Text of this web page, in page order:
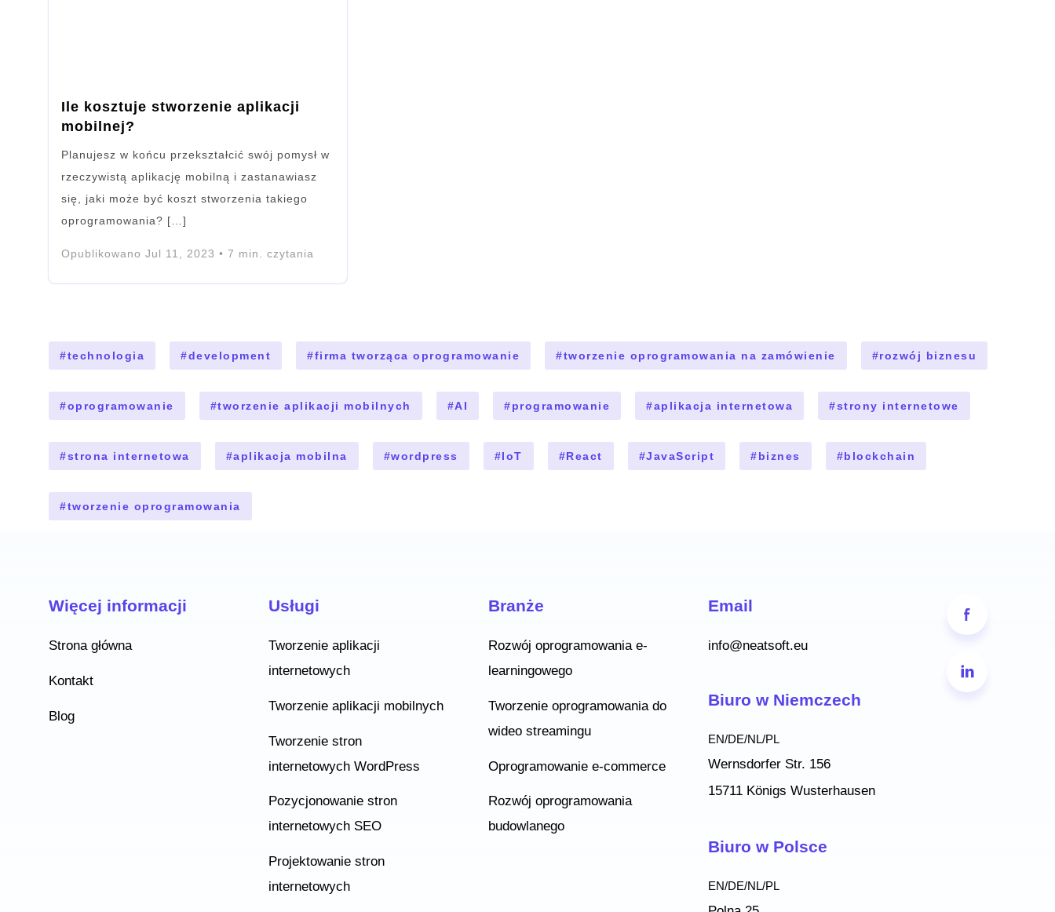
Ile kosztuje stworzenie aplikacji
mobilnej?
Planujesz w końcu przekształcić swój pomysł w
rzeczywistą aplikację mobilną i zastanawiasz
się, jaki może być koszt stworzenia takiego
oprogramowania? […]
Opublikowano Jul 11, 2023 • 7 min. czytania
#technologia #development #firma tworząca oprogramowanie #tworzenie oprogramowania na zamówienie #rozwój biznesu
#oprogramowanie #tworzenie aplikacji mobilnych #AI #programowanie #aplikacja internetowa #strony internetowe
#strona internetowa #aplikacja mobilna #wordpress #IoT #React #JavaScript #biznes #blockchain
#tworzenie oprogramowania
Więcej informacji
Strona główna
Kontakt
Blog
Usługi
Tworzenie aplikacji
internetowych
Tworzenie aplikacji mobilnych
Tworzenie stron
internetowych WordPress
Pozycjonowanie stron
internetowych SEO
Projektowanie stron
internetowych
Branże
Rozwój oprogramowania e-
learningowego
Tworzenie oprogramowania do
wideo streamingu
Oprogramowanie e-commerce
Rozwój oprogramowania
budowlanego
Email
info@neatsoft.eu
Biuro w Niemczech
EN/DE/NL/PL
Wernsdorfer Str. 156
15711 Königs Wusterhausen
Biuro w Polsce
EN/DE/NL/PL